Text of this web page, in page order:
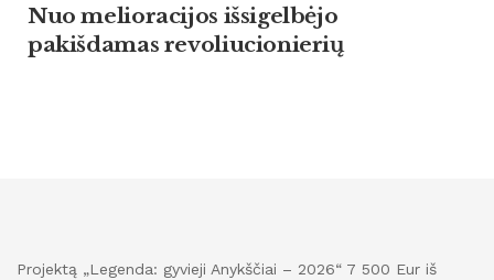
Nuo melioracijos išsigelbėjo
pakišdamas revoliucionierių
Projektą „Legenda: gyvieji Anykščiai – 2026“ 7 500 Eur iš